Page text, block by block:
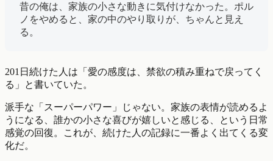
昔の俺は、家族の小さな動きに気付けなかった。ポル
ノをやめると、家の中のやり取りが、ちゃんと見え
る。
201日続けた人は「愛の感度は、禁欲の積み重ねで戻ってく
る」と書いていた。
派手な「スーパーパワー」じゃない。家族の表情が読めるよ
うになる、誰かの小さな喜びが嬉しいと感じる、という日常
感覚の回復。これが、続けた人の記録に一番よく出てくる変
化だ。